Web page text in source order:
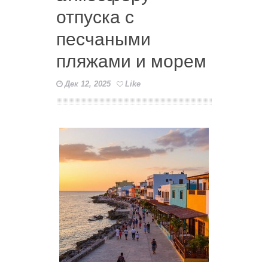
отпуска с
песчаными
пляжами и морем
Дек 12, 2025 Like